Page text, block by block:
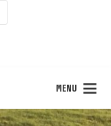
MENU